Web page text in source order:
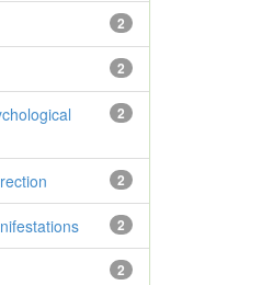
2
2
2
2
2
2